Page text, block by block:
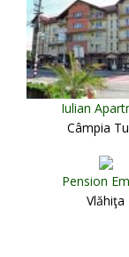
Iulian
Câmpia
Pension
Vlăhiţa